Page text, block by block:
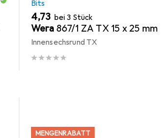
Bits
EUR
4,73 bei 3 Stück
Wera 867/1 ZA TX 15 x 25 mm
Innensechsrund TX
MENGENRABATT